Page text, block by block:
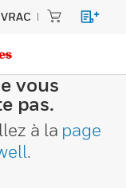
vous
pas.
à la page
.